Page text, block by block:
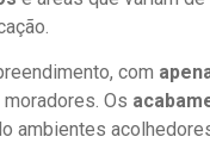
com
Os
ambientes